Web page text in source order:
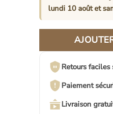
lundi 10 aoûtet
Retours faciles
Paiement
Livraison